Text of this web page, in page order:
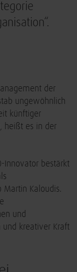
der
ungewöhnlich
künftiger
heißt es in der
Innovator bestärkt
Martin Kaloudis.
und
und kreativer Kraft